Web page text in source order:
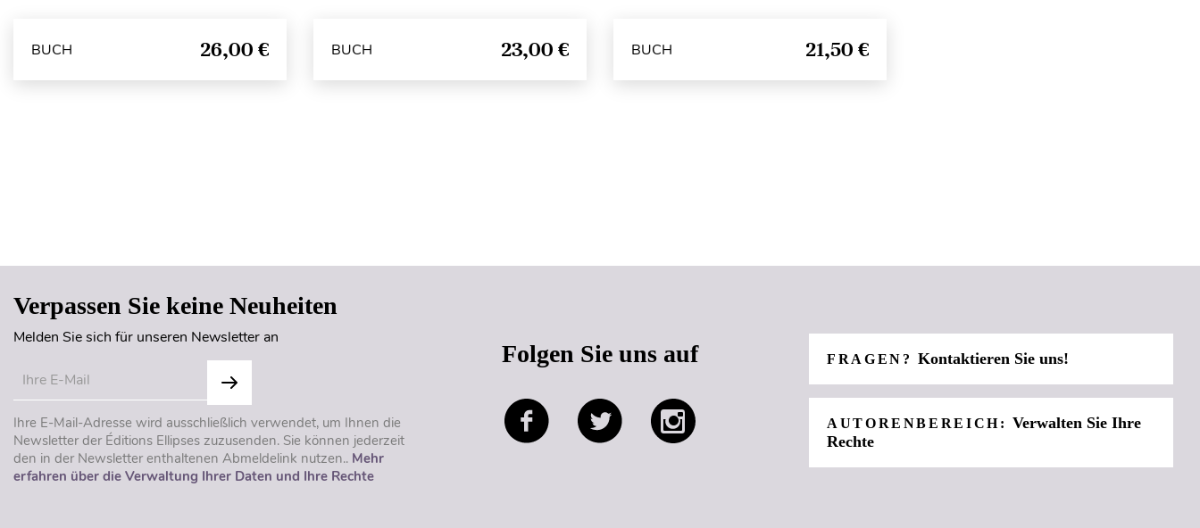
BUCH 26,00 € BUCH 23,00 € BUCH 21,50 €
Verpassen Sie keine Neuheiten
Melden Sie sich für unseren Newsletter an
Ihre E-Mail-Adresse wird ausschließlich verwendet, um Ihnen die
Newsletter der Éditions Ellipses zuzusenden. Sie können jederzeit
den in der Newsletter enthaltenen Abmeldelink nutzen.. Mehr
erfahren über die Verwaltung Ihrer Daten und Ihre Rechte
Folgen Sie uns auf FRAGEN?Kontaktieren Sie uns!
AUTORENBEREICH:Verwalten Sie Ihre
Rechte